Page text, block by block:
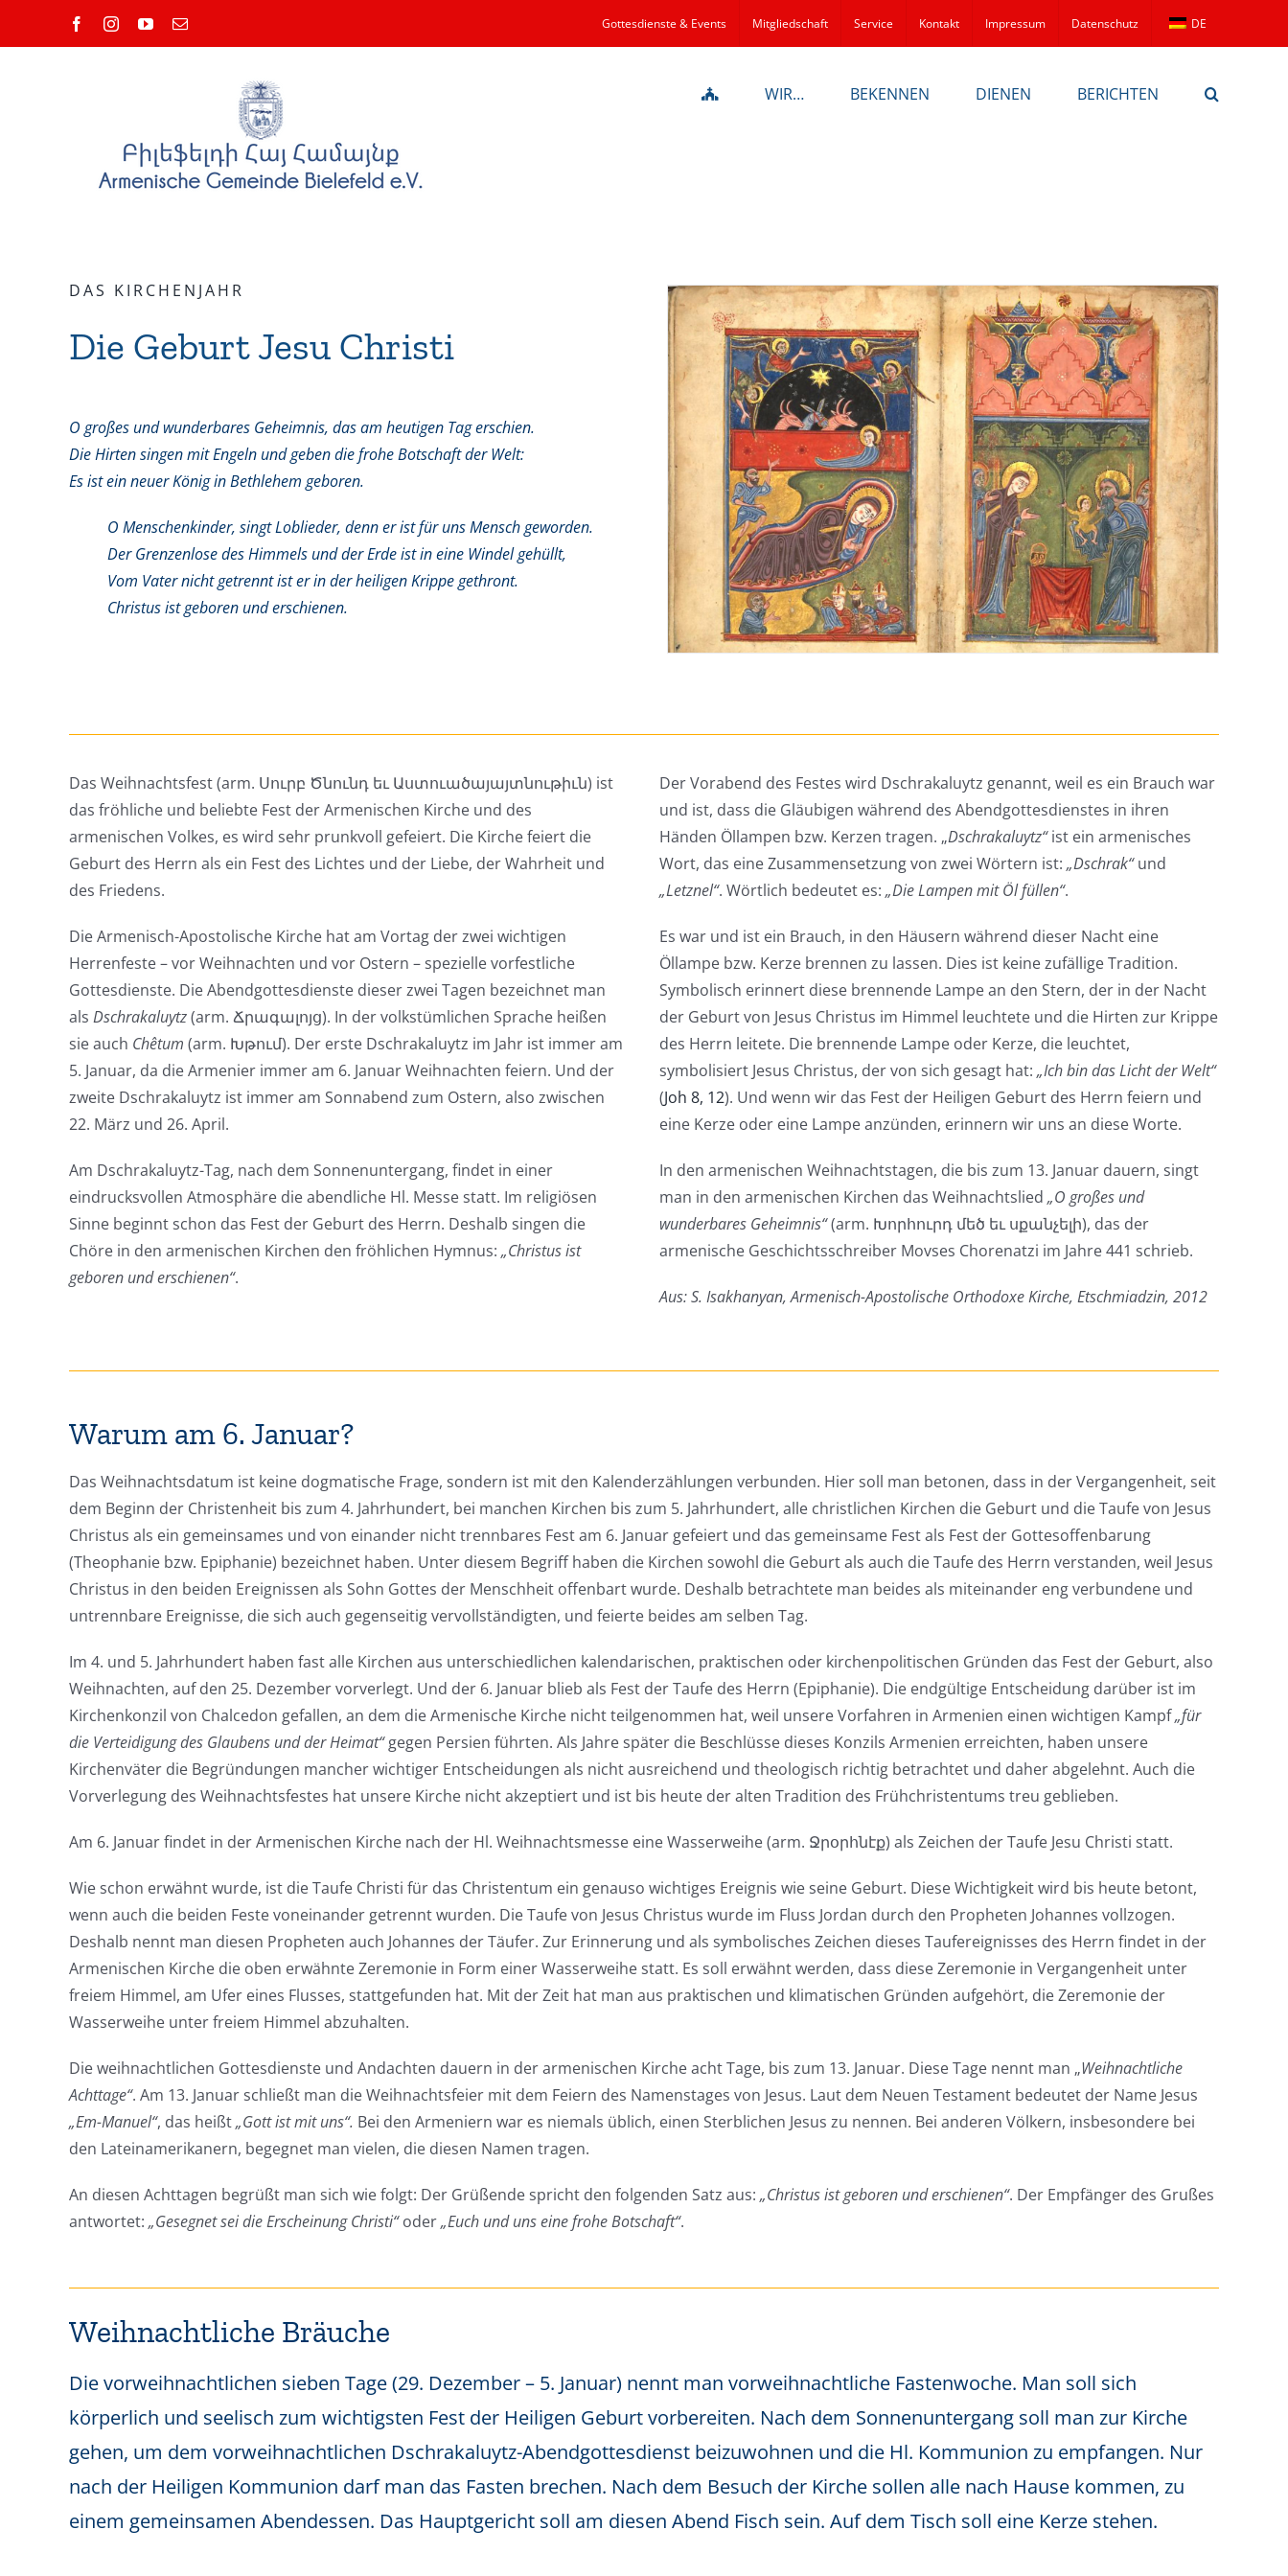
FacebookInstagramYouTube
E-
Gottesdienste & Events Mitgliedschaft Service Kontakt Impressum Datenschutz DE
WIR… BEKENNEN DIENEN BERICHTEN
DAS KIRCHENJAHR
Die Geburt Jesu Christi
O großes und wunderbares Geheimnis, das am heutigen Tag erschien.
Die Hirten singen mit Engeln und geben die frohe Botschaft der Welt:
Es ist ein neuer König in Bethlehem geboren.
O Menschenkinder, singt Loblieder, denn er ist für uns Mensch geworden.
Der Grenzenlose des Himmels und der Erde ist in eine Windel gehüllt,
Vom Vater nicht getrennt ist er in der heiligen Krippe gethront.
Christus ist geboren und erschienen.
Das Weihnachtsfest (arm. Սուրբ Ծնունդ եւ Աստուածայայտնութիւն) ist
das fröhliche und beliebte Fest der Armenischen Kirche und des
armenischen Volkes, es wird sehr prunkvoll gefeiert. Die Kirche feiert die
Geburt des Herrn als ein Fest des Lichtes und der Liebe, der Wahrheit und
des Friedens.
Die Armenisch-Apostolische Kirche hat am Vortag der zwei wichtigen
Herrenfeste – vor Weihnachten und vor Ostern – spezielle vorfestliche
Gottesdienste. Die Abendgottesdienste dieser zwei Tagen bezeichnet man
als Dschrakaluytz(arm. Ճրագալոյց). In der volkstümlichen Sprache heißen
sie auch Chêtum (arm. Խթում). Der erste Dschrakaluytz im Jahr ist immer am
5. Januar, da die Armenier immer am 6. Januar Weihnachten feiern. Und der
zweite Dschrakaluytz ist immer am Sonnabend zum Ostern, also zwischen
22. März und 26. April.
Am Dschrakaluytz-Tag, nach dem Sonnenuntergang, findet in einer
eindrucksvollen Atmosphäre die abendliche Hl. Messe statt. Im religiösen
Sinne beginnt schon das Fest der Geburt des Herrn. Deshalb singen die
Chöre in den armenischen Kirchen den fröhlichen Hymnus: „Christus ist
geboren und erschienen“.
Der Vorabend des Festes wird Dschrakaluytz genannt, weil es ein Brauch war
und ist, dass die Gläubigen während des Abendgottesdienstes in ihren
Händen Öllampen bzw. Kerzen tragen. „Dschrakaluytz“ist ein armenisches
Wort, das eine Zusammensetzung von zwei Wörtern ist: „Dschrak“und
„Letznel“. Wörtlich bedeutet es: „Die Lampen mit Öl füllen“.
Es war und ist ein Brauch, in den Häusern während dieser Nacht eine
Öllampe bzw. Kerze brennen zu lassen. Dies ist keine zufällige Tradition.
Symbolisch erinnert diese brennende Lampe an den Stern, der in der Nacht
der Geburt von Jesus Christus im Himmel leuchtete und die Hirten zur Krippe
des Herrn leitete. Die brennende Lampe oder Kerze, die leuchtet,
symbolisiert Jesus Christus, der von sich gesagt hat: „Ich bin das Licht der Welt“
(Joh 8, 12). Und wenn wir das Fest der Heiligen Geburt des Herrn feiern und
eine Kerze oder eine Lampe anzünden, erinnern wir uns an diese Worte.
In den armenischen Weihnachtstagen, die bis zum 13. Januar dauern, singt
man in den armenischen Kirchen das Weihnachtslied „O großes und
wunderbares Geheimnis“(arm. Խորհուրդ մեծ եւ սքանչելի), das der
armenische Geschichtsschreiber Movses Chorenatzi im Jahre 441 schrieb.
Aus: S. Isakhanyan, Armenisch-Apostolische Orthodoxe Kirche, Etschmiadzin, 2012
Warum am 6. Januar?
Das Weihnachtsdatum ist keine dogmatische Frage, sondern ist mit den Kalenderzählungen verbunden. Hier soll man betonen, dass in der Vergangenheit, seit
dem Beginn der Christenheit bis zum 4. Jahrhundert, bei manchen Kirchen bis zum 5. Jahrhundert, alle christlichen Kirchen die Geburt und die Taufe von Jesus
Christus als ein gemeinsames und von einander nicht trennbares Fest am 6. Januar gefeiert und das gemeinsame Fest als Fest der Gottesoffenbarung
(Theophanie bzw. Epiphanie) bezeichnet haben. Unter diesem Begriff haben die Kirchen sowohl die Geburt als auch die Taufe des Herrn verstanden, weil Jesus
Christus in den beiden Ereignissen als Sohn Gottes der Menschheit offenbart wurde. Deshalb betrachtete man beides als miteinander eng verbundene und
untrennbare Ereignisse, die sich auch gegenseitig vervollständigten, und feierte beides am selben Tag.
Im 4. und 5. Jahrhundert haben fast alle Kirchen aus unterschiedlichen kalendarischen, praktischen oder kirchenpolitischen Gründen das Fest der Geburt, also
Weihnachten, auf den 25. Dezember vorverlegt. Und der 6. Januar blieb als Fest der Taufe des Herrn (Epiphanie). Die endgültige Entscheidung darüber ist im
Kirchenkonzil von Chalcedon gefallen, an dem die Armenische Kirche nicht teilgenommen hat, weil unsere Vorfahren in Armenien einen wichtigen Kampf„für
die Verteidigung des Glaubens und der Heimat“gegen Persien führten. Als Jahre später die Beschlüsse dieses Konzils Armenien erreichten, haben unsere
Kirchenväter die Begründungen mancher wichtiger Entscheidungen als nicht ausreichend und theologisch richtig betrachtet und daher abgelehnt. Auch die
Vorverlegung des Weihnachtsfestes hat unsere Kirche nicht akzeptiert und ist bis heute der alten Tradition des Frühchristentums treu geblieben.
Am 6. Januar findet in der Armenischen Kirche nach der Hl. Weihnachtsmesse eine Wasserweihe (arm. Ջրօրհնէք) als Zeichen der Taufe Jesu Christi statt.
Wie schon erwähnt wurde, ist die Taufe Christi für das Christentum ein genauso wichtiges Ereignis wie seine Geburt. Diese Wichtigkeit wird bis heute betont,
wenn auch die beiden Feste voneinander getrennt wurden. Die Taufe von Jesus Christus wurde im Fluss Jordan durch den Propheten Johannes vollzogen.
Deshalb nennt man diesen Propheten auch Johannes der Täufer. Zur Erinnerung und als symbolisches Zeichen dieses Taufereignisses des Herrn findet in der
Armenischen Kirche die oben erwähnte Zeremonie in Form einer Wasserweihe statt. Es soll erwähnt werden, dass diese Zeremonie in Vergangenheit unter
freiem Himmel, am Ufer eines Flusses, stattgefunden hat. Mit der Zeit hat man aus praktischen und klimatischen Gründen aufgehört, die Zeremonie der
Wasserweihe unter freiem Himmel abzuhalten.
Die weihnachtlichen Gottesdienste und Andachten dauern in der armenischen Kirche acht Tage, bis zum 13. Januar. Diese Tage nennt man „Weihnachtliche
Achttage“. Am 13. Januar schließt man die Weihnachtsfeier mit dem Feiern des Namenstages von Jesus. Laut dem Neuen Testament bedeutet der Name Jesus
„Em-Manuel“, das heißt„Gott ist mit uns“. Bei den Armeniern war es niemals üblich, einen Sterblichen Jesus zu nennen. Bei anderen Völkern, insbesondere bei
den Lateinamerikanern, begegnet man vielen, die diesen Namen tragen.
An diesen Achttagen begrüßt man sich wie folgt: Der Grüßende spricht den folgenden Satz aus: „Christus ist geboren und erschienen“. Der Empfänger des Grußes
antwortet: „Gesegnet sei die Erscheinung Christi“oder„Euch und uns eine frohe Botschaft“.
Weihnachtliche Bräuche
Die vorweihnachtlichen sieben Tage (29. Dezember – 5. Januar) nennt man vorweihnachtliche Fastenwoche. Man soll sich
körperlich und seelisch zum wichtigsten Fest der Heiligen Geburt vorbereiten. Nach dem Sonnenuntergang soll man zur Kirche
gehen, um dem vorweihnachtlichen Dschrakaluytz-Abendgottesdienst beizuwohnen und die Hl. Kommunion zu empfangen. Nur
nach der Heiligen Kommunion darf man das Fasten brechen. Nach dem Besuch der Kirche sollen alle nach Hause kommen, zu
einem gemeinsamen Abendessen. Das Hauptgericht soll am diesen Abend Fisch sein. Auf dem Tisch soll eine Kerze stehen.